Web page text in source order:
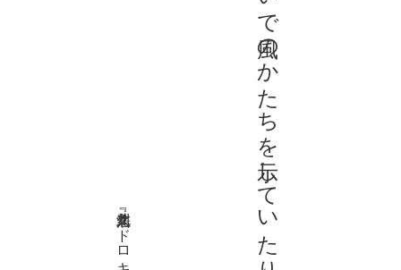
北川浩久『オドロキ』